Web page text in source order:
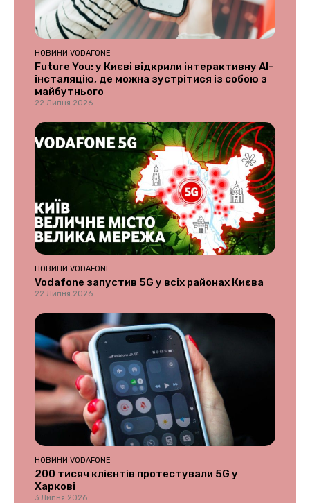
НОВИНИ VODAFONE
Future You: у Києві відкрили інтерактивну AI-
інсталяцію, де можна зустрітися із собою з
майбутнього
22 Липня 2026
НОВИНИ VODAFONE
Vodafone запустив 5G у всіх районах Києва
22 Липня 2026
НОВИНИ VODAFONE
200 тисяч клієнтів протестували 5G у
Харкові
3 Липня 2026